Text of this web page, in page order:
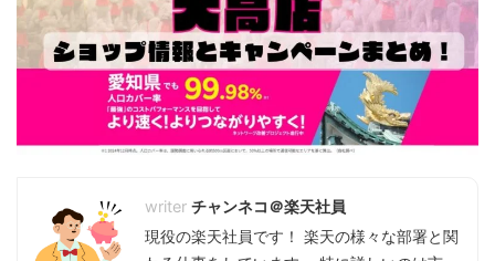
チャンネコ＠楽天社員
現役の楽天社員です！ 楽天の様々な部署と関